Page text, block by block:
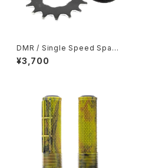
DMR / Single Speed Spac
er Kit 16T
¥3,700